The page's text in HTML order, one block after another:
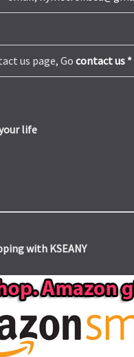
us page, Go contact us *
life
with KSEANY